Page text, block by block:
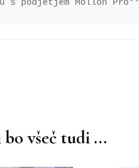
s podjetjem Mollon Pro**
všeč tudi ...